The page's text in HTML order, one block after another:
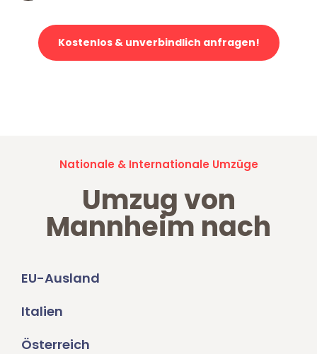
Kostenlos & unverbindlich anfragen!
Nationale & Internationale Umzüge
Umzug von
Mannheim nach
EU-Ausland
Italien
Österreich